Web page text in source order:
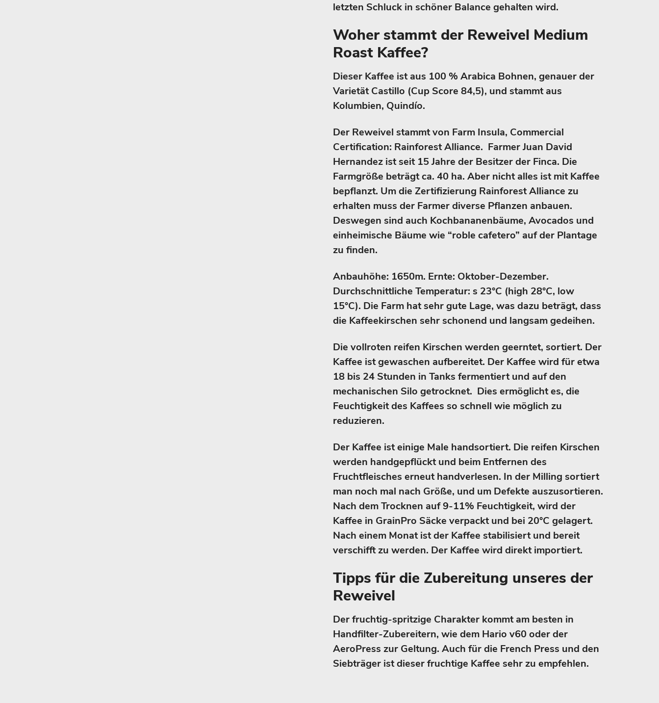
letzten Schluck in schöner Balance gehalten wird.
Woher stammt der Reweivel Medium
Roast Kaffee?
Dieser Kaffee ist aus 100 % Arabica Bohnen, genauer der
Varietät Castillo (Cup Score 84,5), und stammt aus
Kolumbien, Quindío.
Der Reweivel stammt von Farm Insula, Commercial
Certification: Rainforest Alliance. Farmer Juan David
Hernandez ist seit 15 Jahre der Besitzer der Finca. Die
Farmgröße beträgt ca. 40 ha. Aber nicht alles ist mit Kaffee
bepflanzt. Um die Zertifizierung Rainforest Alliance zu
erhalten muss der Farmer diverse Pflanzen anbauen.
Deswegen sind auch Kochbananenbäume, Avocados und
einheimische Bäume wie “roble cafetero” auf der Plantage
zu finden.
Anbauhöhe: 1650m. Ernte: Oktober-Dezember.
Durchschnittliche Temperatur: s 23°C (high 28°C, low
15°C). Die Farm hat sehr gute Lage, was dazu beträgt, dass
die Kaffeekirschen sehr schonend und langsam gedeihen.
Die vollroten reifen Kirschen werden geerntet, sortiert. Der
Kaffee ist gewaschen aufbereitet. Der Kaffee wird für etwa
18 bis 24 Stunden in Tanks fermentiert und auf den
mechanischen Silo getrocknet. Dies ermöglicht es, die
Feuchtigkeit des Kaffees so schnell wie möglich zu
reduzieren.
Der Kaffee ist einige Male handsortiert. Die reifen Kirschen
werden handgepflückt und beim Entfernen des
Fruchtfleisches erneut handverlesen. In der Milling sortiert
man noch mal nach Größe, und um Defekte auszusortieren.
Nach dem Trocknen auf 9-11% Feuchtigkeit, wird der
Kaffee in GrainPro Säcke verpackt und bei 20°C gelagert.
Nach einem Monat ist der Kaffee stabilisiert und bereit
verschifft zu werden. Der Kaffee wird direkt importiert.
Tipps für die Zubereitung unseres der
Reweivel
Der fruchtig-spritzige Charakter kommt am besten in
Handfilter-Zubereitern, wie dem Hario v60 oder der
AeroPress zur Geltung. Auch für die French Press und den
Siebträger ist dieser fruchtige Kaffee sehr zu empfehlen.